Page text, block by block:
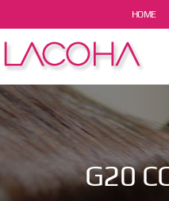
HOME
열기
열기
열기
열기 G20